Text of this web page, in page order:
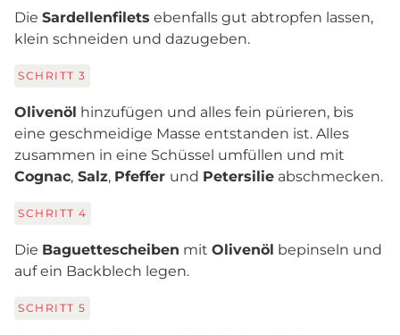
Die Sardellenfilets ebenfalls gut abtropfen lassen,
klein schneiden und dazugeben.
SCHRITT 3
Olivenöl hinzufügen und alles fein pürieren, bis
eine geschmeidige Masse entstanden ist. Alles
zusammen in eine Schüssel umfüllen und mit
Cognac, Salz, Pfeffer und Petersilie abschmecken.
SCHRITT 4
Die Baguettescheiben mit Olivenöl bepinseln und
auf ein Backblech legen.
SCHRITT 5